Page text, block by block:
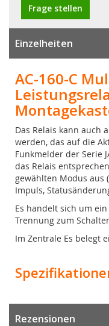
Frage stellen
Einzelheiten
AC-160-C
Das Relais kann auch
werden, das auf die
Funkmelder der Serie
das Relais
gewählten Modus aus
Impuls,
Es handelt sich um
Trennung zum
Im Zentrale Es belegt
Rezensionen